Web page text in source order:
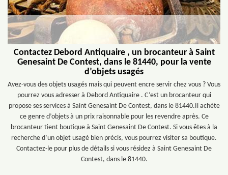
Contactez Debord Antiquaire , un brocanteur à Saint
Genesaint De Contest, dans le 81440, pour la vente
d’objets usagés
Avez-vous des objets usagés mais qui peuvent encre servir chez vous ? Vous
pourrez vous adresser à Debord Antiquaire . C’est un brocanteur qui
propose ses services à Saint Genesaint De Contest, dans le 81440.Il achète
ce genre d’objets à un prix raisonnable pour les revendre après. Ce
brocanteur tient boutique à Saint Genesaint De Contest. Si vous êtes à la
recherche d’un objet usagé bien précis, vous pourrez visiter sa boutique.
Contactez-le pour plus de détails si vous résidez à Saint Genesaint De
Contest, dans le 81440.